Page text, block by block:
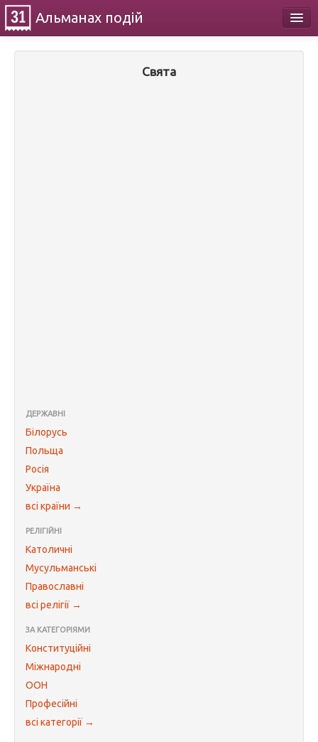
Альманах подій
Свята
ДЕРЖАВНІ
Білорусь
Польща
Росія
Україна
всі країни →
РЕЛІГІЙНІ
Католичні
Мусульманські
Православні
всі релігії →
ЗА КАТЕГОРІЯМИ
Конституційні
Міжнародні
ООН
Професійні
всі категорії →